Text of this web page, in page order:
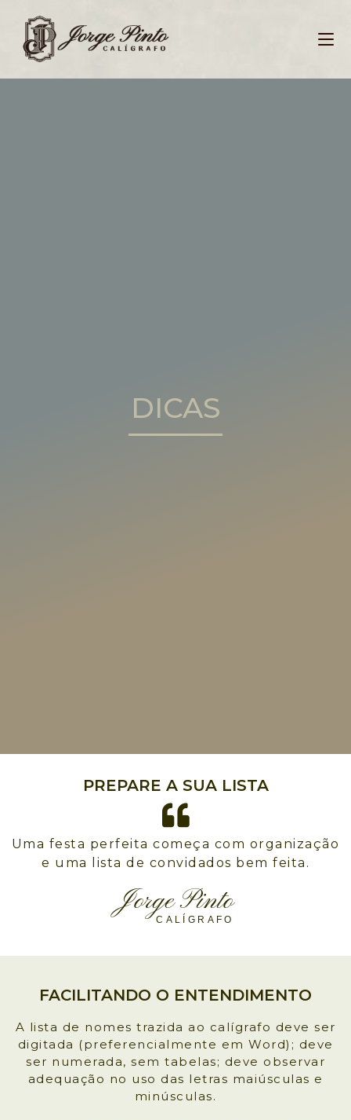
DICAS
PREPARE A SUA LISTA
Uma festa perfeita começa com organização
e uma lista de convidados bem feita.
Jorge Pinto
CALÍGRAFO
FACILITANDO O ENTENDIMENTO
A lista de nomes trazida ao calígrafo deve ser
digitada (preferencialmente em Word); deve
ser numerada, sem tabelas; deve observar
adequação no uso das letras maiúsculas e
minúsculas.